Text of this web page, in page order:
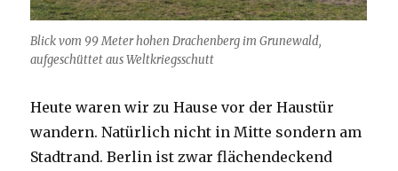
Blick vom 99 Meter hohen Drachenberg im Grunewald,
aufgeschüttet aus Weltkriegsschutt
Heute waren wir zu Hause vor der Haustür
wandern. Natürlich nicht in Mitte sondern am
Stadtrand. Berlin ist zwar flächendeckend